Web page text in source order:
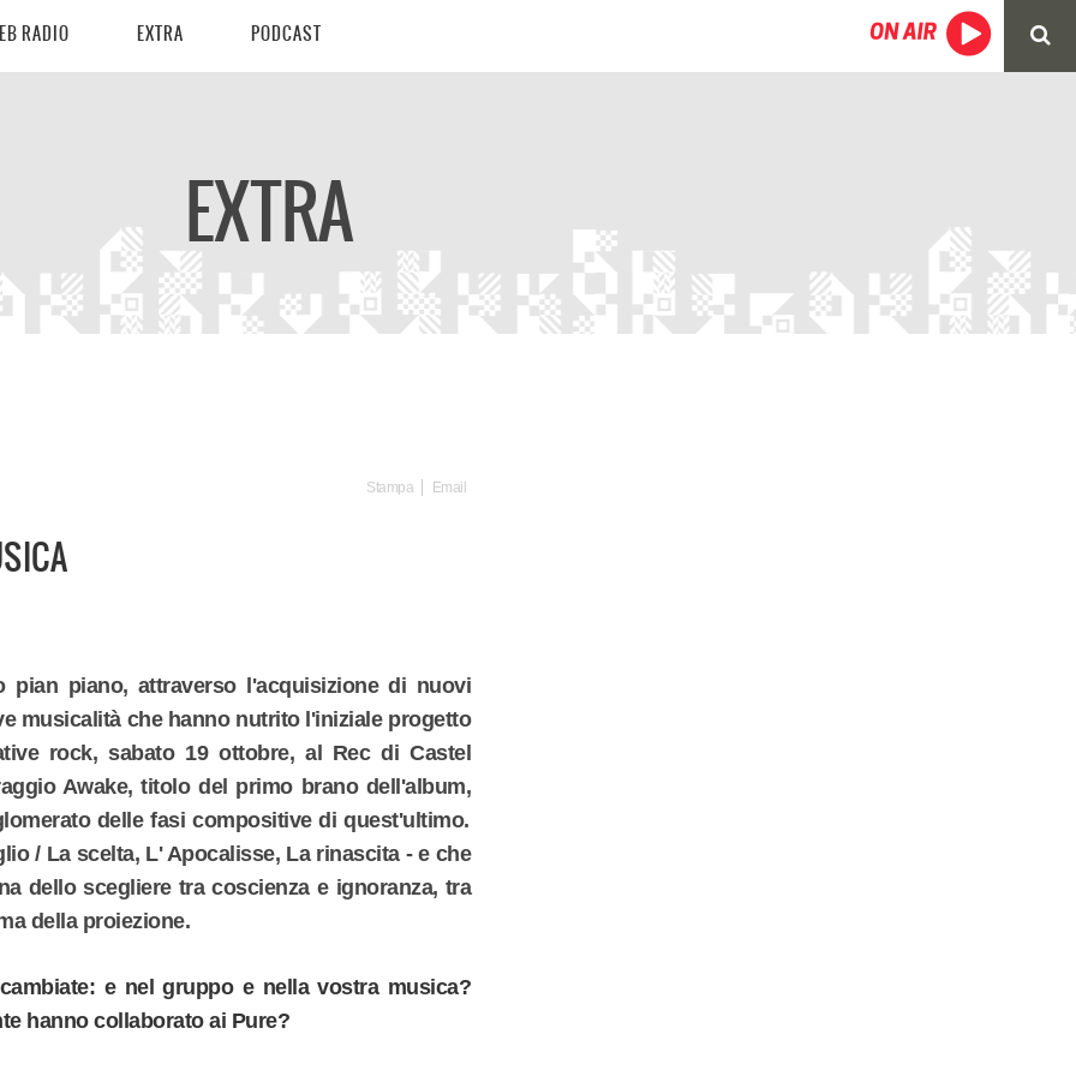
RADIO EXTRA PODCAST
EXTRA
Stampa Email
pian piano, attraverso l'acquisizione di nuovi
musicalità che hanno nutrito l'iniziale progetto
rock, sabato 19 ottobre, al Rec di Castel
Awake, titolo del primo brano dell'album,
delle fasi compositive di quest'ultimo.
/ La scelta, L' Apocalisse, La rinascita - e che
dello scegliere tra coscienza e ignoranza, tra
della proiezione.
e nel gruppo e nella vostra musica?
hanno collaborato ai Pure?